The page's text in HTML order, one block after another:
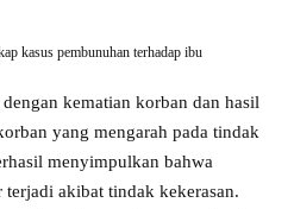
kasus pembunuhan terhadap ibu
kematian korban dan hasil
yang mengarah pada tindak
menyimpulkan bahwa
akibat tindak kekerasan.